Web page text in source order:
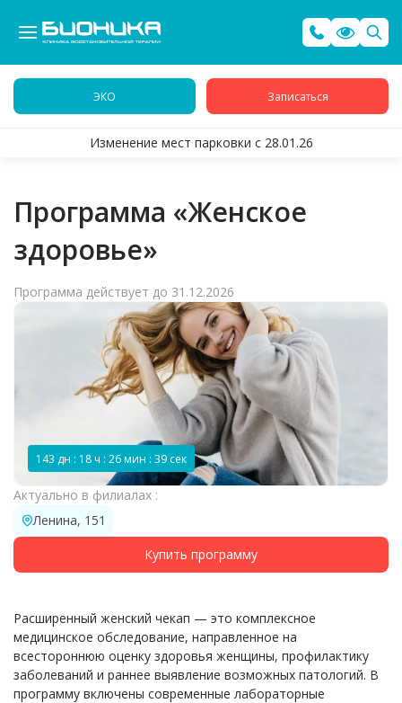
ЭКО Записаться
Изменение мест парковки с 28.01.26
Программа «Женское
здоровье»
Программа действует до 31.12.2026
143 дн : 18 ч : 26 мин : 39 сек
Актуально в филиалах :
Ленина, 151
Купить программу
Расширенный женский чекап — это комплексное
медицинское обследование, направленное на
всестороннюю оценку здоровья женщины, профилактику
заболеваний и раннее выявление возможных патологий. В
программу включены современные лабораторные